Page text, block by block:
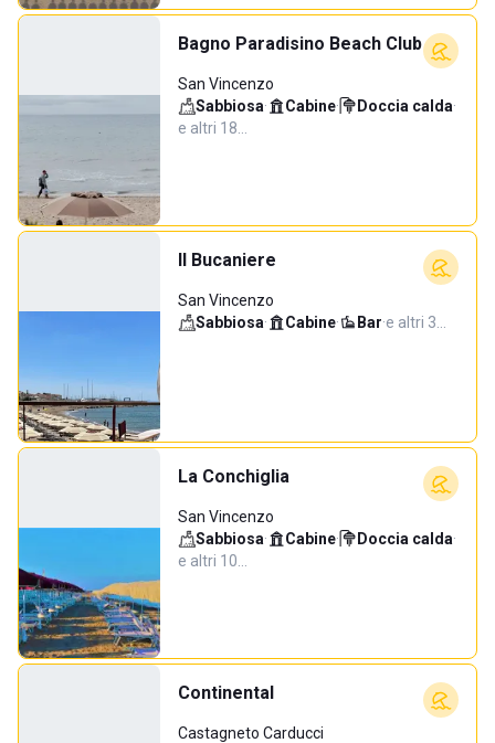
Bagno Paradisino Beach Club
San Vincenzo
Sabbiosa· Cabine· Doccia calda·
e altri 18…
Il Bucaniere
San Vincenzo
Sabbiosa· Cabine· Bar·e altri 3…
La Conchiglia
San Vincenzo
Sabbiosa· Cabine· Doccia calda·
e altri 10…
Continental
Castagneto Carducci